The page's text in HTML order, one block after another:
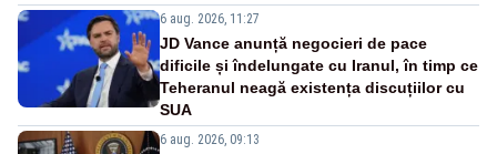
6 aug. 2026, 11:27
JD Vance anunță negocieri de pace
dificile și îndelungate cu Iranul, în timp ce
Teheranul neagă existența discuțiilor cu
SUA
6 aug. 2026, 09:13